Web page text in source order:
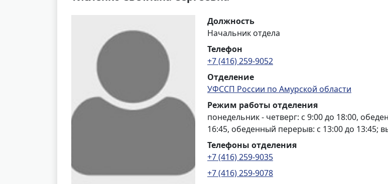
Должность
Начальник отдела
Телефон
+7 (416) 259-9052
Отделение
УФССП России по Амурской области
Режим работы отделения
понедельник - четверг: с 9:00 до 18:00,
16:45, обеденный перерыв: с 13:00 до 13:45;
Телефоны отделения
+7 (416) 259-9035
+7 (416) 259-9078